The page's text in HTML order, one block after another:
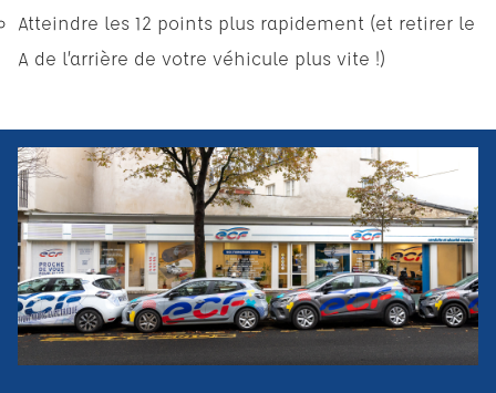
Atteindre les 12 points plus rapidement (et retirer le
A de l’arrière de votre véhicule plus vite !)